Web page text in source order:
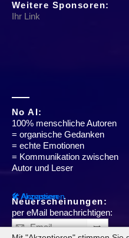
Weitere Sponsoren:
Ihr Link
No AI:
100% menschliche Autoren
= organische Gedanken
= echte Emotionen
= Kommunikation zwischen
Autor und Leser
Neuerscheinungen:
per eMail benachrichtigen:
➥
✔ Akzeptieren
🛠 Anpassen